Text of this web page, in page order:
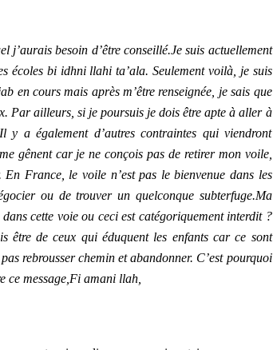
j’aurais besoin d’être conseillé.Je suis actuellement
écoles bi idhni llahi ta’ala. Seulement voilà, je suis
en cours mais après m’être renseignée, je sais que
Par ailleurs, si je poursuis je dois être apte à aller à
a également d’autres contraintes qui viendront
gênent car je ne conçois pas de retirer mon voile,
France, le voile n’est pas le bienvenue dans les
ou de trouver un quelconque subterfuge.Ma
cette voie ou ceci est catégoriquement interdit ?
être de ceux qui éduquent les enfants car ce sont
rebrousser chemin et abandonner. C’est pourquoi
ce message, Fi amani llah,